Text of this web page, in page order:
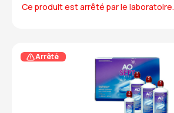
Ce produit est arrêté par le laboratoire.
Arrêté